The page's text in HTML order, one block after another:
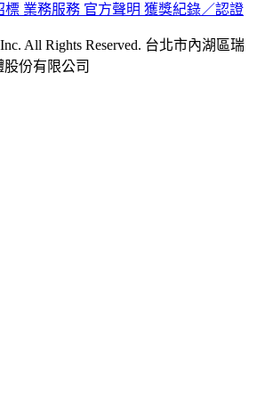
標 業務服務 官方聲明 獲獎紀錄／認證
All Rights Reserved. 台北市內湖區瑞
股份有限公司